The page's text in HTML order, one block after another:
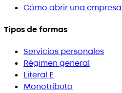
Cómo abrir una
Tipos de formas
Servicios personales
Régimen general
Literal E
Monotributo